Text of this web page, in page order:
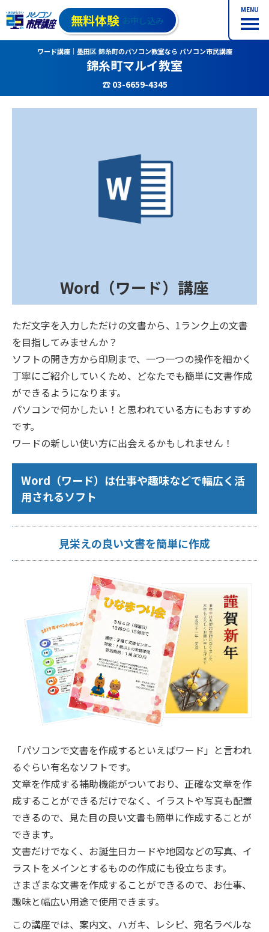
MENU
無料体験 お申し込み
ワード講座｜墨田区 錦糸町のパソコン教室なら パソコン市民講座
錦糸町マルイ教室
☎ 03-6659-4345
Word（ワード）講座
ただ文字を入力しただけの文書から、1ランク上の文書
を目指してみませんか？
ソフトの開き方から印刷まで、一つ一つの操作を細かく
丁寧にご紹介していくため、どなたでも簡単に文書作成
ができるようになります。
パソコンで何かしたい！と思われている方にもおすすめ
です。
ワードの新しい使い方に出会えるかもしれません！
Word（ワード）は仕事や趣味などで幅広く活
用されるソフト
見栄えの良い文書を簡単に作成
「パソコンで文書を作成するといえばワード」と言われ
るぐらい有名なソフトです。
文章を作成する補助機能がついており、正確な文章を作
成することができるだけでなく、イラストや写真も配置
できるので、見た目の良い文書も簡単に作成することが
できます。
文書だけでなく、お誕生日カードや地図などの写真、イ
ラストをメインとするものの作成にも役立ちます。
さまざまな文書を作成することができるので、お仕事、
趣味と幅広い用途で使用できます。
この講座では、案内文、ハガキ、レシピ、宛名ラベルな